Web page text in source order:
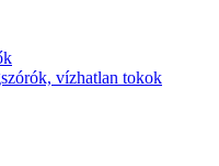
vízhatlan tokok